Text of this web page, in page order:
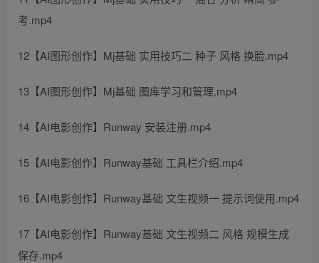
考.mp4
12【AI图形创作】Mj基础 实用技巧二 种子 风格 换脸.mp4
13【AI图形创作】Mj基础 图库学习和管理.mp4
14【AI电影创作】Runway 安装注册.mp4
15【AI电影创作】Runway基础 工具栏介绍.mp4
16【AI电影创作】Runway基础 文生视频一 提示词使用.mp4
17【AI电影创作】Runway基础 文生视频二 风格 规模生成
保存.mp4